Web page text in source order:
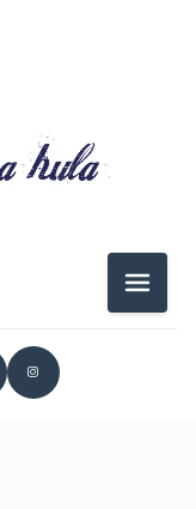
メニュ